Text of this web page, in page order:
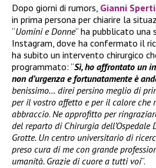
Dopo giorni di rumors, Gianni Sperti
in prima persona per chiarire la
“Uomini e Donne” ha pubblicato una
Instagram, dove ha confermato il
ha subito un intervento chirurgico
programmato: “Sì, ho affrontato un
non d’urgenza e fortunatamente è
benissimo… direi persino meglio di
per il vostro affetto e per il calore che
abbraccio. Ne approfitto per
del reparto di Chirurgia dell’Ospedale
Grotte. Un centro universitario di
preso cura di me con grande
umanità. Grazie di cuore a tutti voi“.